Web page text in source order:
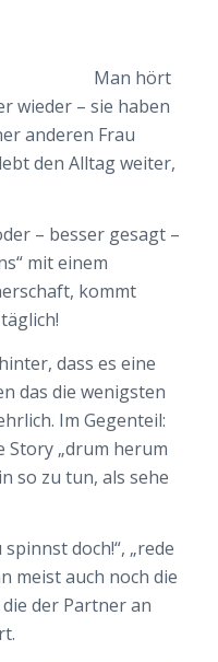
Man hört
wieder – sie haben
anderen Frau
den Alltag weiter,
– besser gesagt –
mit einem
kommt
dass es eine
das die wenigsten
Im Gegenteil:
Story „drum herum
so zu tun, als sehe
doch!“, „rede
meist auch noch die
der Partner an